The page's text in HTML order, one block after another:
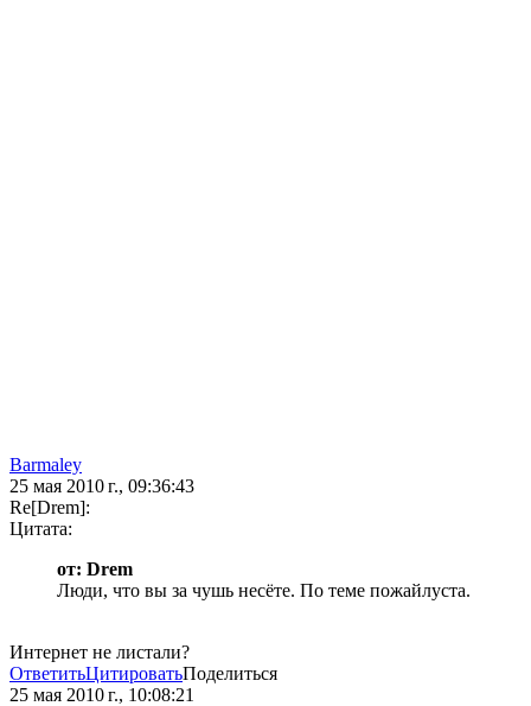
Barmaley
25 мая 2010 г., 09:36:43
Re[Drem]:
Цитата:
от: Drem
Люди, что вы за чушь несёте. По теме пожайлуста.
Интернет не листали?
ОтветитьЦитироватьПоделиться
25 мая 2010 г., 10:08:21